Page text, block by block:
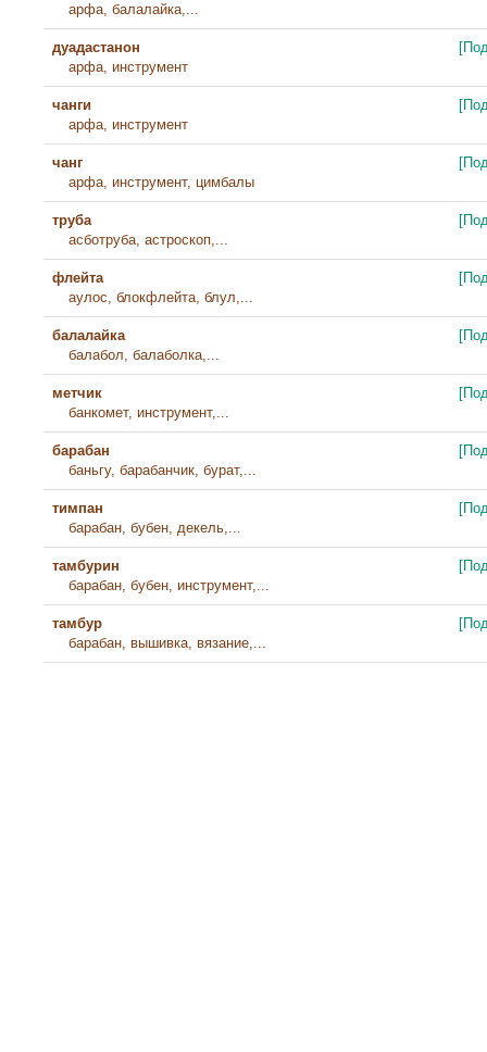
арфа, балалайка,...
дуадастанон
арфа, инструмент
чанги
арфа, инструмент
чанг
арфа, инструмент, цимбалы
труба
асботруба, астроскоп,...
флейта
аулос, блокфлейта, блул,...
балалайка
балабол, балаболка,...
метчик
банкомет, инструмент,...
барабан
баньгу, барабанчик, бурат,...
тимпан
барабан, бубен, декель,...
тамбурин
барабан, бубен, инструмент,...
тамбур
барабан, вышивка, вязание,...